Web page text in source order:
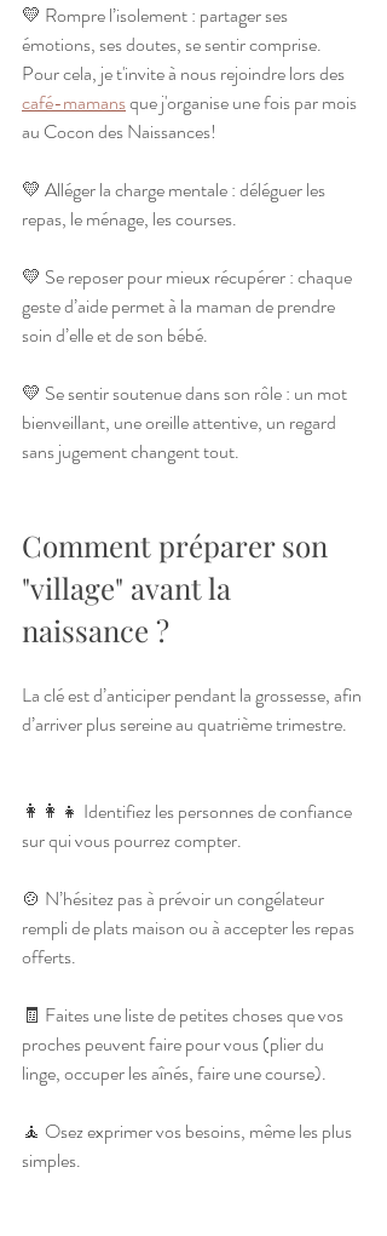
💛 Rompre l’isolement : partager ses
émotions, ses doutes, se sentir comprise.
Pour cela, je t'invite à nous rejoindre lors des
café-mamans que j'organise une fois par mois
au Cocon des Naissances!
💛 Alléger la charge mentale : déléguer les
repas, le ménage, les courses.
💛 Se reposer pour mieux récupérer : chaque
geste d’aide permet à la maman de prendre
soin d’elle et de son bébé.
💛 Se sentir soutenue dans son rôle : un mot
bienveillant, une oreille attentive, un regard
sans jugement changent tout.
Comment préparer son
"village" avant la
naissance ?
La clé est d’anticiper pendant la grossesse, afin
d’arriver plus sereine au quatrième trimestre.
👩‍👩‍👧 Identifiez les personnes de confiance
sur qui vous pourrez compter.
🍲 N’hésitez pas à prévoir un congélateur
rempli de plats maison ou à accepter les repas
offerts.
🧾 Faites une liste de petites choses que vos
proches peuvent faire pour vous (plier du
linge, occuper les aînés, faire une course).
🧘 Osez exprimer vos besoins, même les plus
simples.